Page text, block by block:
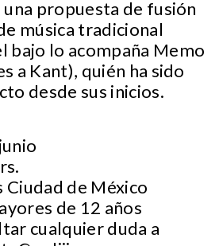
una propuesta de fusión
música tradicional
bajo lo acompaña Memo
a Kant), quién ha sido
desde sus inicios.
Ciudad de México
de 12 años
cualquier duda a